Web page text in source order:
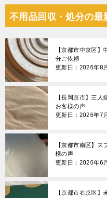
不用品回収・処分の最
【京都市中京区
分ご依頼
更新日：2026年8
【長岡京市】三
お客様の声
更新日：2026年7
【京都市南区】
様の声
更新日：2026年6
【京都市右京区